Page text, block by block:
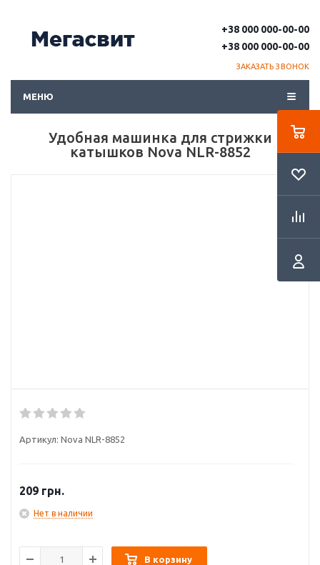
+38 000 000-00-00
+38 000 000-00-00
ЗАКАЗАТЬ ЗВОНОК
МЕНЮ
Удобная машинка для стрижки
катышков Nova NLR-8852
Артикул: Nova NLR-8852
209 грн.
Нет в наличии
В корзину